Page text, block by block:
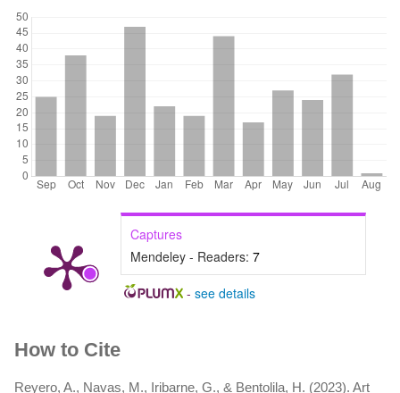
Captures
Mendeley - Readers: 7
- see details
Article
Details
How to Cite
Reyero, A., Navas, M., Iribarne, G., & Bentolila, H. (2023). Art